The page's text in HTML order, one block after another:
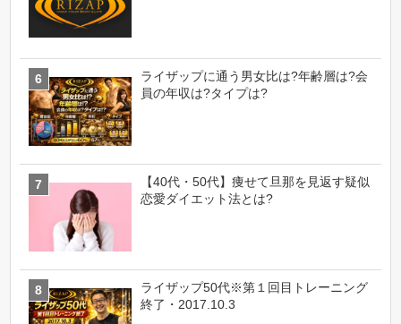
ライザップに通う男女比は?年齢層は?会
員の年収は?タイプは?
【40代・50代】痩せて旦那を見返す疑似
恋愛ダイエット法とは?
ライザップ50代※第１回目トレーニング
終了・2017.10.3